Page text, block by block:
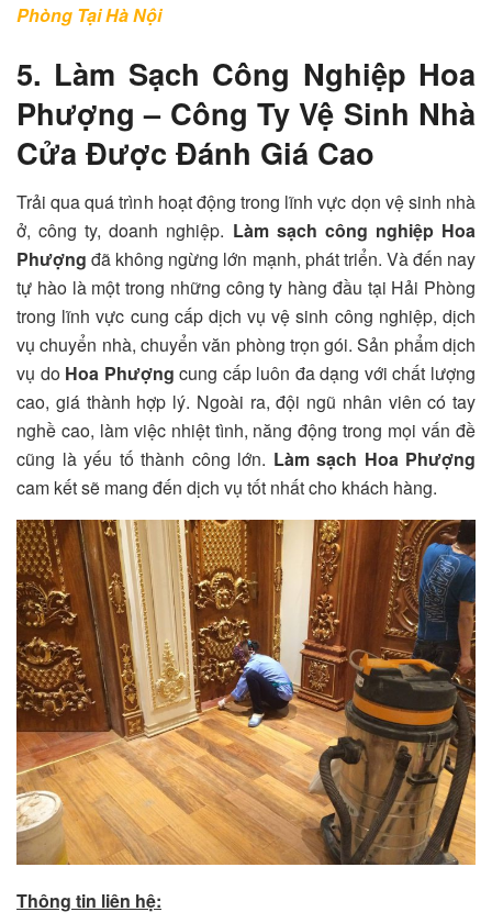
Phòng Tại Hà Nội
5. Làm Sạch Công Nghiệp Hoa
Phượng – Công Ty Vệ Sinh Nhà
Cửa Được Đánh Giá Cao
Trải qua quá trình hoạt động trong lĩnh vực dọn vệ sinh nhà
ở, công ty, doanh nghiệp. Làm sạch công nghiệp Hoa
Phượng đã không ngừng lớn mạnh, phát triển. Và đến nay
tự hào là một trong những công ty hàng đầu tại Hải Phòng
trong lĩnh vực cung cấp dịch vụ vệ sinh công nghiệp, dịch
vụ chuyển nhà, chuyển văn phòng trọn gói. Sản phẩm dịch
vụ do Hoa Phượng cung cấp luôn đa dạng với chất lượng
cao, giá thành hợp lý. Ngoài ra, đội ngũ nhân viên có tay
nghề cao, làm việc nhiệt tình, năng động trong mọi vấn đề
cũng là yếu tố thành công lớn. Làm sạch Hoa Phượng
cam kết sẽ mang đến dịch vụ tốt nhất cho khách hàng.
Thông tin liên hệ: